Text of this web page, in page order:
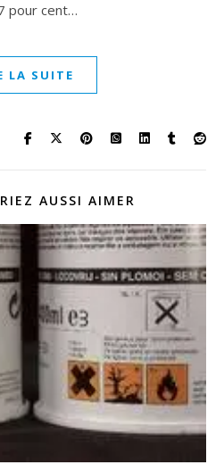
pour cent…
LA SUITE
AUSSI AIMER